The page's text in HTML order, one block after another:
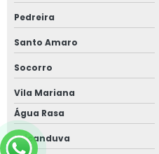
Pedreira
Santo Amaro
Socorro
Vila Mariana
Água Rasa
Aricanduva